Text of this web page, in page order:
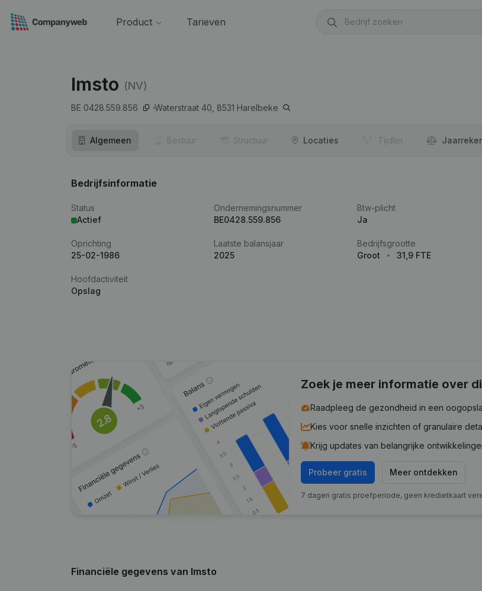
Product Tarieven
Imsto (NV)
BE 0428.559.856 Waterstraat 40, 8531 Harelbeke
Algemeen Bestuur Structuur Locaties Tijdlijn
Bedrijfsinformatie
Status
Actief
Ondernemingsnummer
BE0428.559.856
Btw-plicht
Ja
Oprichting
25-02-1986
Laatste balansjaar
2025
Bedrijfsgrootte
Groot
31,9 FTE
Hoofdactiviteit
Opslag
Zoek je meer informatie over
Raadpleeg de gezondheid in een
Kies voor snelle inzichten of granulaire
Krijg updates van belangrijke
Probeer gratis Meer ontdekken
7 dagen gratis proefperiode, geen kredietkaart
Financiële gegevens van Imsto